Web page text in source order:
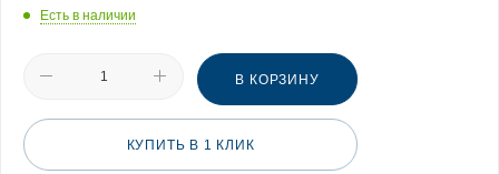
Есть в наличии
В КОРЗИНУ
КУПИТЬ В 1 КЛИК